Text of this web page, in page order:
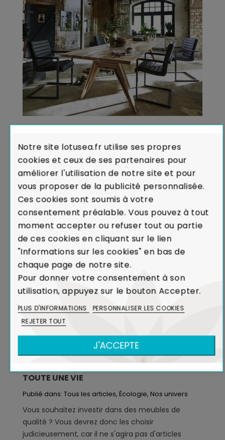
Publié dans:Tous les articles,Écologie ,Nos univers
Les meubles en bois massif sont depuis longtemps
convoités pour leur beauté majestueuse et leur
qualité éternelle.
Lire la suite
TOUTE UNE VIE
Publié dans: Tous les articles, Écologie, Nos univers
Vous souhaitez investir dans des meubles de
qualité ? Vous devrez donc les choisir
judicieusement, car il ne s'agira pas d'articles
Notre site lotusea.fr utilise ses propres
cookies et ceux de ses partenaires pour
améliorer l'utilisation de notre site et pour
vous proposer de la publicité personnalisée.
Ces cookies sont soumis à votre
consentement préalable. Vous pouvez à tout
moment accepter ou refuser tout ou partie
de ces cookies en cliquant sur le lien
"Informations sur les cookies" en bas de
chaque page de notre site.
Pour donner votre consentement à son
utilisation, appuyez sur le bouton Accepter.
PLUS D'INFORMATIONS
PERSONNALISER LES COOKIES
REJETER TOUT
J'ACCEPTE